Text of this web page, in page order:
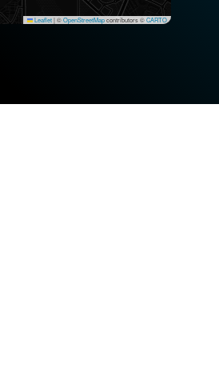
Leaflet|©OpenStreetMapcontributors ©CARTO